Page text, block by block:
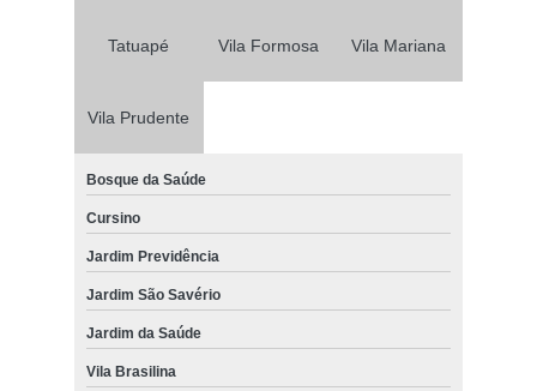
Tatuapé Vila Formosa Vila Mariana
Vila Prudente
Bosque da Saúde
Cursino
Jardim Previdência
Jardim São Savério
Jardim da Saúde
Vila Brasilina